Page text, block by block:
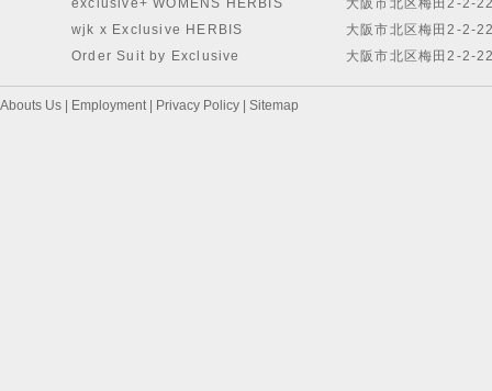
exclusive+ WOMENS HERBIS
wjk x Exclusive HERBIS
Order Suit by Exclusive
大阪市北区梅田2-2-
大阪市北区梅田2-2-
大阪市北区梅田2-2-
Abouts Us Employment| Privacy Policy Sitemap